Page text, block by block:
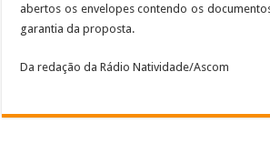
abertos os envelopes contendo os
garantia da proposta.
Da redação da Rádio Natividade/Ascom